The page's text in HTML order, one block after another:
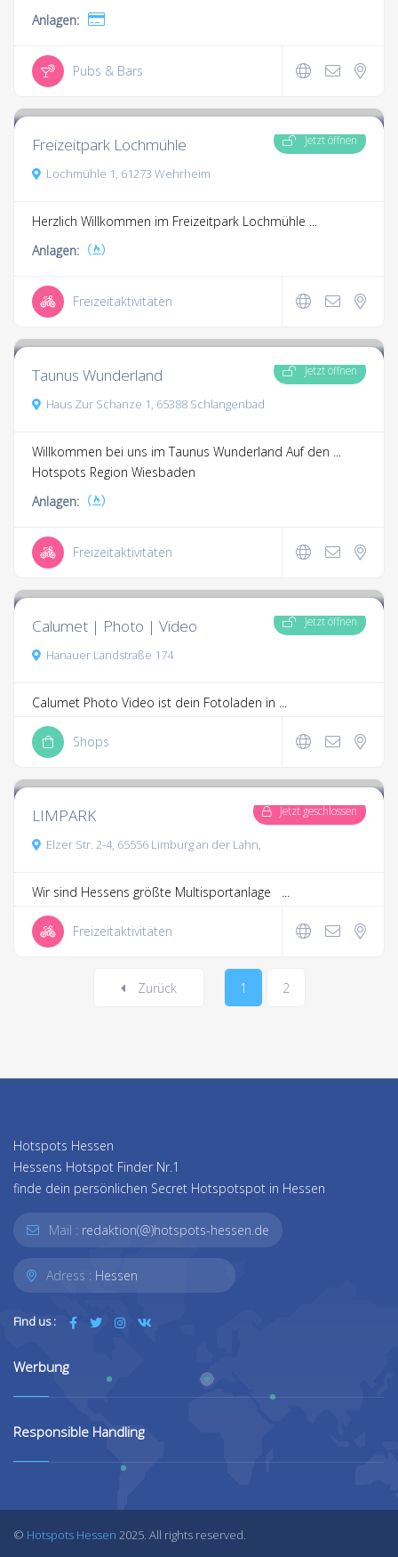
Anlagen:
Pubs & Bars
Jetzt öffnen
3.3
Freizeitpark Lochmühle
Lochmühle 1, 61273 Wehrheim
Herzlich Willkommen im Freizeitpark Lochmühle ...
Anlagen:
Freizeitaktivitäten
Jetzt öffnen
3.3
Taunus Wunderland
Haus Zur Schanze 1, 65388 Schlangenbad
Willkommen bei uns im Taunus Wunderland Auf den ...
Hotspots Region Wiesbaden
Anlagen:
Freizeitaktivitäten
Jetzt öffnen
3.3
Calumet | Photo | Video
Hanauer Landstraße 174
Calumet Photo Video ist dein Fotoladen in ...
Shops
Jetzt geschlossen
3.3
LIMPARK
Elzer Str. 2-4, 65556 Limburg an der Lahn,
Wir sind Hessens größte Multisportanlage ...
Freizeitaktivitäten
Zurück 1 2
Hotspots Hessen
Hessens Hotspot Finder Nr.1
finde dein persönlichen Secret Hotspotspot in Hessen
Mail : redaktion(@)hotspots-hessen.de
Adress : Hessen
Find us :
Werbung
Responsible Handling
© Hotspots Hessen 2025. All rights reserved.